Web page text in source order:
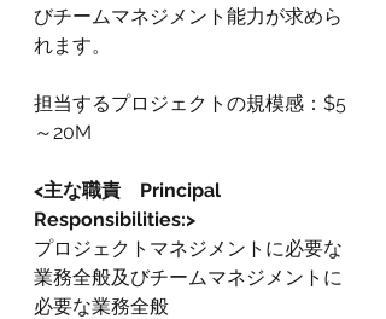
びチームマネジメント能力が求めら
れます。
担当するプロジェクトの規模感：$5
～20M
<主な職責　Principal
Responsibilities:>
プロジェクトマネジメントに必要な
業務全般及びチームマネジメントに
必要な業務全般